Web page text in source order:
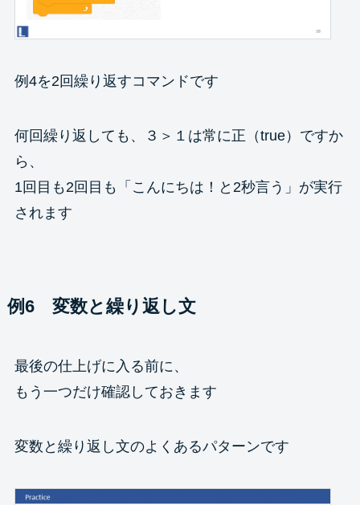
例4を2回繰り返すコマンドです
何回繰り返しても、３＞１は常に正（true）ですか
ら、
1回目も2回目も「こんにちは！と2秒言う」が実行
されます
例6 変数と繰り返し文
最後の仕上げに入る前に、
もう一つだけ確認しておきます
変数と繰り返し文のよくあるパターンです